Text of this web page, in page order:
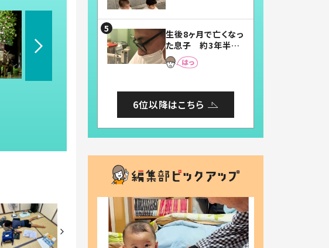
まらない」「幸せにな
れる」
生後8ヶ月で亡くなっ
た息子 約3年半
後、当時の妻の日記
に書いてあった本音
6位以降はこちら